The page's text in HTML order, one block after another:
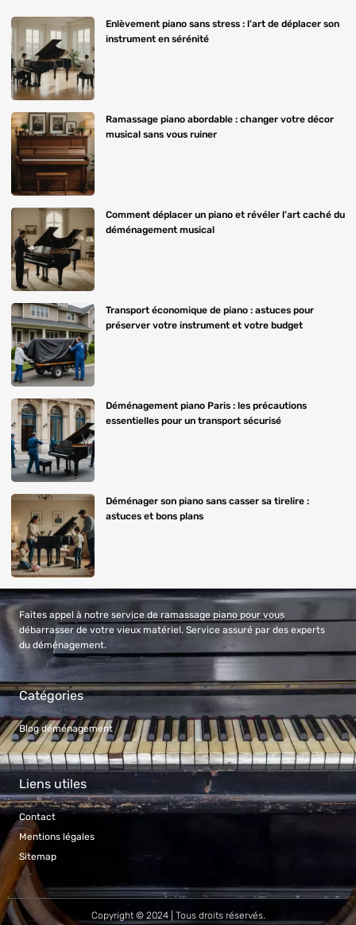
Enlèvement piano sans stress : l’art de déplacer son
instrument en sérénité
Ramassage piano abordable : changer votre décor
musical sans vous ruiner
Comment déplacer un piano et révéler l’art caché du
déménagement musical
Transport économique de piano : astuces pour
préserver votre instrument et votre budget
Déménagement piano Paris : les précautions
essentielles pour un transport sécurisé
Déménager son piano sans casser sa tirelire :
astuces et bons plans
Faites appel à notre service de ramassage piano pour vous
débarrasser de votre vieux matériel. Service assuré par des experts
du déménagement.
Catégories
Blog déménagement
Liens utiles
Contact
Mentions légales
Sitemap
Copyright © 2024 | Tous droits réservés.